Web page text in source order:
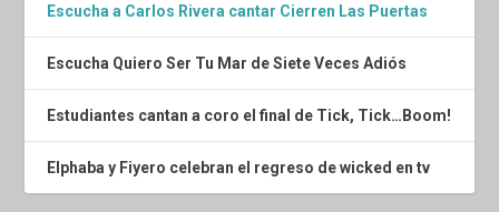
Escucha a Carlos Rivera cantar Cierren Las Puertas
Escucha Quiero Ser Tu Mar de Siete Veces Adiós
Estudiantes cantan a coro el final de Tick, Tick…Boom!
Elphaba y Fiyero celebran el regreso de wicked en tv